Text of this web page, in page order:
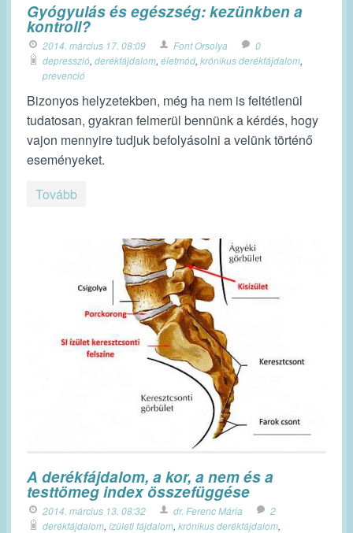
Gyógyulás és egészség: kezünkben a
kontroll?
2014. március 17. 08:09 Font Orsolya
0
depresszió, derékfájdalom, életmód, krónikus derékfájdalom,
prevenció
Bizonyos helyzetekben, még ha nem is feltétlenül
tudatosan, gyakran felmerül bennünk a kérdés, hogy
vajon mennyire tudjuk befolyásolni a velünk történő
eseményeket.
Tovább
A derékfájdalom, a kor, a nem és a
testtömeg index összefüggése
2014. március 13. 08:32 dr. Ferenc Mária
2
derékfájdalom, ízületi fájdalom, krónikus derékfájdalom,